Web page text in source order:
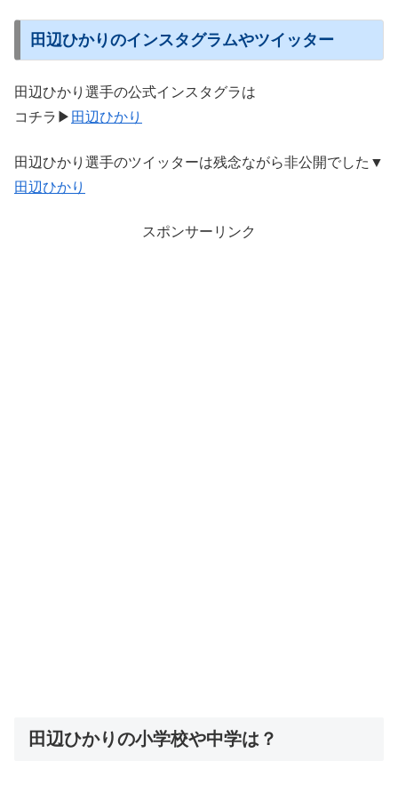
田辺ひかりのインスタグラムやツイッター
田辺ひかり選手の公式インスタグラは
コチラ▶ 田辺ひかり
田辺ひかり選手のツイッターは残念ながら非公開でした▼
田辺ひかり
スポンサーリンク
田辺ひかりの小学校や中学は？